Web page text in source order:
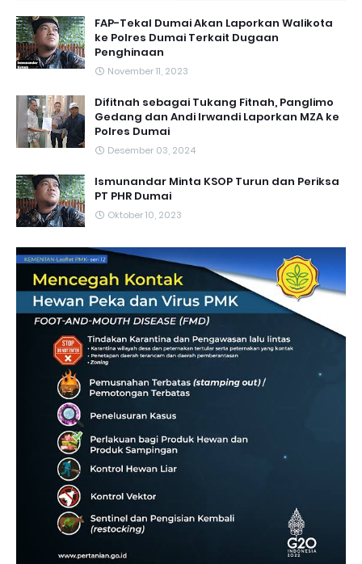
FAP-Tekal Dumai Akan Laporkan Walikota
ke Polres Dumai Terkait Dugaan
Penghinaan
November 11, 2023
Difitnah sebagai Tukang Fitnah, Panglimo
Gedang dan Andi Irwandi Laporkan MZA ke
Polres Dumai
Desember 03, 2024
Ismunandar Minta KSOP Turun dan Periksa
PT PHR Dumai
Oktober 10, 2023